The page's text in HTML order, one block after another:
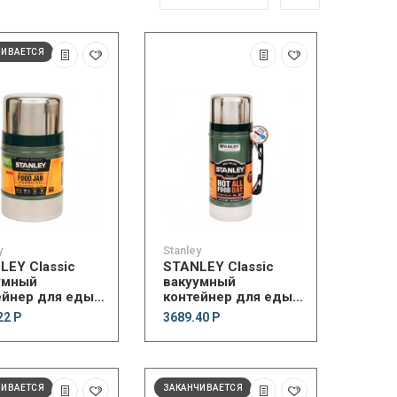
Classic
для еды
зеленый)
Р
Stanley
STANLEY Classic
вакуумный
контейнер для еды
(700 мл, зеленый)
3689.40 Р
ЗАКАНЧИВАЕТСЯ